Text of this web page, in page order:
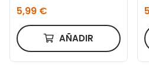
5,99 €
AÑADIR